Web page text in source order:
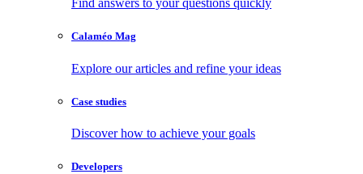
Find answers to your questions quickly
Calaméo Mag
Explore our articles and refine your ideas
Case studies
Discover how to achieve your goals
Developers